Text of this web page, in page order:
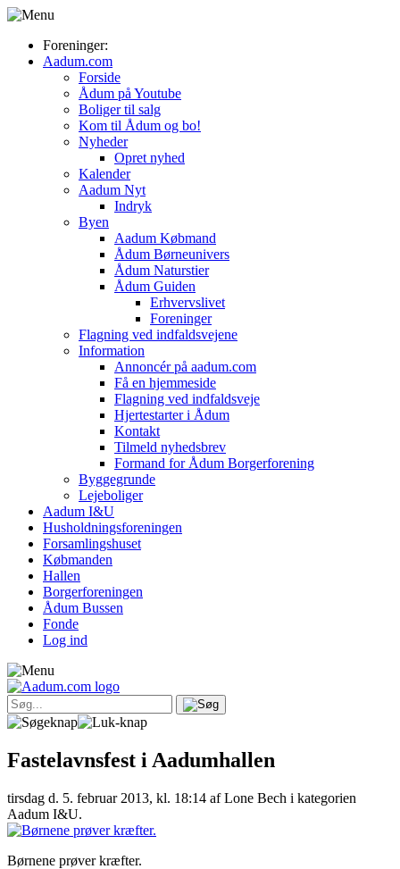
Foreninger:
Aadum.com
Forside
Ådum på Youtube
Boliger til salg
Kom til Ådum og bo!
Nyheder
Opret nyhed
Kalender
Aadum Nyt
Indryk
Byen
Aadum Købmand
Ådum Børneunivers
Ådum Naturstier
Ådum Guiden
Erhvervslivet
Foreninger
Flagning ved indfaldsvejene
Information
Annoncér på aadum.com
Få en hjemmeside
Flagning ved indfaldsveje
Hjertestarter i Ådum
Kontakt
Tilmeld nyhedsbrev
Formand for Ådum Borgerforening
Byggegrunde
Lejeboliger
Aadum I&U
Husholdningsforeningen
Forsamlingshuset
Købmanden
Hallen
Borgerforeningen
Ådum Bussen
Fonde
Log ind
Fastelavnsfest i Aadumhallen
tirsdag d. 5. februar 2013, kl. 18:14 af Lone Bech i kategorien
Aadum I&U.
Børnene prøver kræfter.